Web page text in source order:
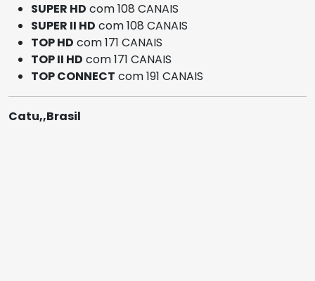
SUPER HD com 108 CANAIS
SUPER II HD com 108 CANAIS
TOP HD com 171 CANAIS
TOP II HD com 171 CANAIS
TOP CONNECT com 191 CANAIS
Catu,,Brasil